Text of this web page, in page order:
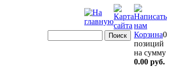
Корзина0
позиций
на сумму
0.00 руб.